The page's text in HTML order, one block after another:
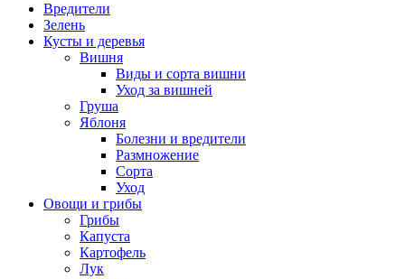
Вредители
Зелень
Кусты и деревья
Вишня
Виды и сорта вишни
Уход за вишней
Груша
Яблоня
Болезни и вредители
Размножение
Сорта
Уход
Овощи и грибы
Грибы
Капуста
Картофель
Лук